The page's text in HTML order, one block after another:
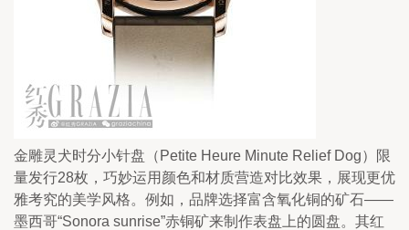
金雕灵犬时分小针盘（Petite Heure Minute Relief Dog）限
量发行28枚，巧妙运用颜色和材质营造对比效果，展现更优
雅考究的美学风格。例如，品牌选择富含氧化铜的矿石——
墨西哥“Sonora sunrise”赤铜矿来制作表盘上的圆盘。其红